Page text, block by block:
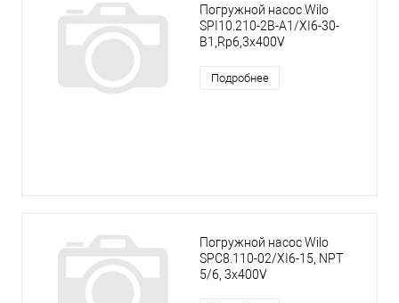
Погружной насос Wilo
SPI10.210-2B-A1/XI6-30-
B1,Rp6,3x400V
Подробнее
Погружной насос Wilo
SPC8.110-02/XI6-15, NPT
5/6, 3x400V